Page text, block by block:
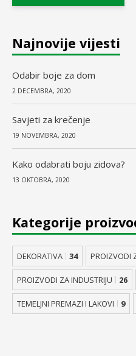
Najnovije vijesti
Odabir boje za dom
2 DECEMBRA, 2020
Savjeti za krečenje
19 NOVEMBRA, 2020
Kako odabrati boju zidova?
13 OKTOBRA, 2020
Kategorije
DEKORATIVA 34 PROIZVODI
PROIZVODI ZA INDUSTRIJU 26
TEMELJNI PREMAZI I LAKOVI 9